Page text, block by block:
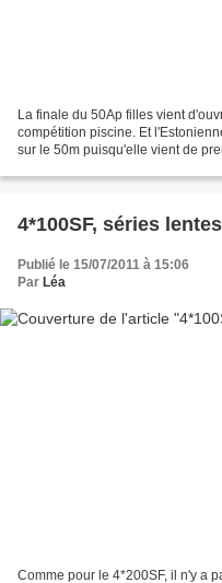
La finale du 50Ap filles vient
compétition piscine. Et
sur le 50m puisqu'elle vient de
4*100SF, séries lentes
Publié le 15/07/2011 à 15:06
Par Léa
Comme pour le 4*200SF, il n'y a